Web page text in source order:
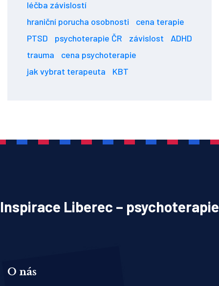
léčba závislostí
hraniční porucha osobnosti
cena terapie
PTSD
psychoterapie ČR závislost
ADHD
trauma
cena psychoterapie
jak vybrat terapeuta
KBT
Inspirace Liberec – psychoterapie
O nás